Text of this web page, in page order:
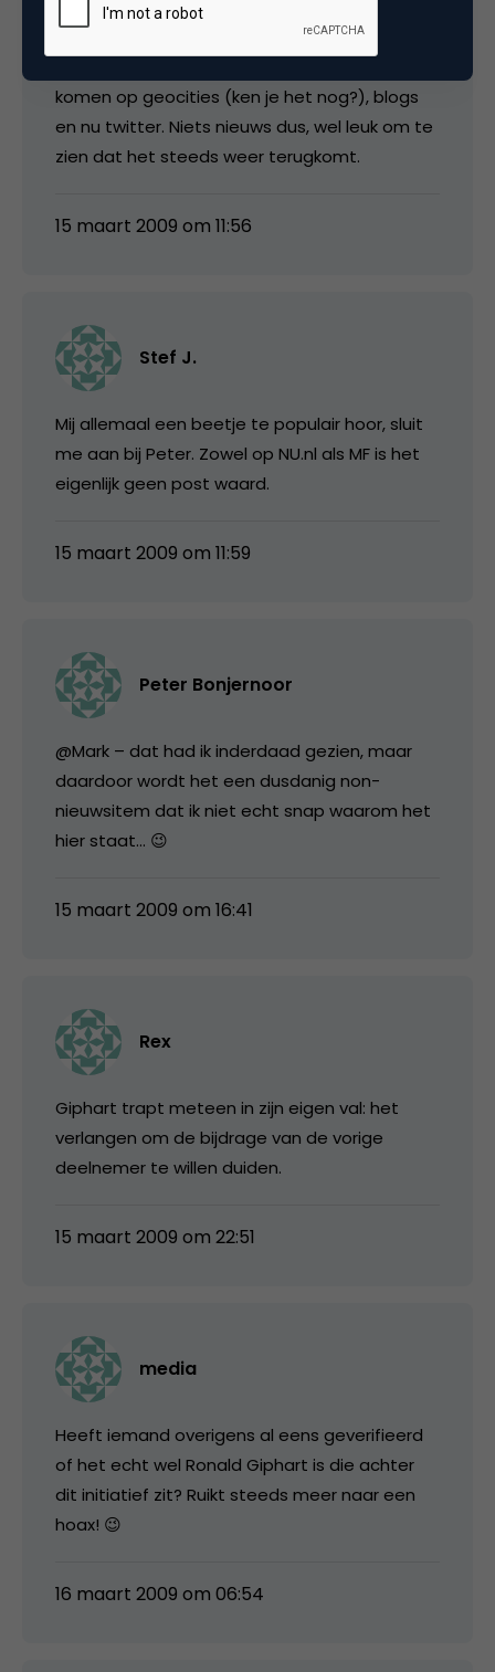
komen op geocities (ken je het nog?), blogs
en nu twitter. Niets nieuws dus, wel leuk om te
zien dat het steeds weer terugkomt.
15 maart 2009 om 11:56
Stef J.
Mij allemaal een beetje te populair hoor, sluit
me aan bij Peter. Zowel op NU.nl als MF is het
eigenlijk geen post waard.
15 maart 2009 om 11:59
Peter Bonjernoor
@Mark – dat had ik inderdaad gezien, maar
daardoor wordt het een dusdanig non-
nieuwsitem dat ik niet echt snap waarom het
hier staat… 😉
15 maart 2009 om 16:41
Rex
Giphart trapt meteen in zijn eigen val: het
verlangen om de bijdrage van de vorige
deelnemer te willen duiden.
15 maart 2009 om 22:51
media
Heeft iemand overigens al eens geverifieerd
of het echt wel Ronald Giphart is die achter
dit initiatief zit? Ruikt steeds meer naar een
hoax! 😉
16 maart 2009 om 06:54